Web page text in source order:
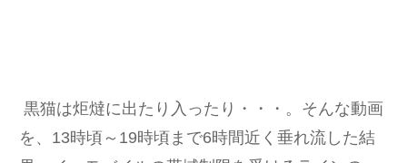
黒猫は炬燵に出たり入ったり・・・。そんな動画
を、13時頃～19時頃まで6時間近く垂れ流した結